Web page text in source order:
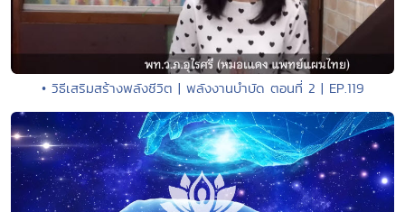
• วิธีเสริมสร้างพลังชีวิต | พลังงานบำบัด ตอนที่ 2 | EP.119